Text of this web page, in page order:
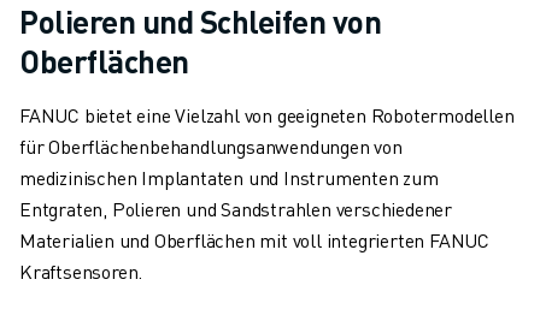
Polieren und Schleifen von
Oberflächen
FANUC bietet eine Vielzahl von geeigneten Robotermodellen
für Oberflächenbehandlungsanwendungen von
medizinischen Implantaten und Instrumenten zum
Entgraten, Polieren und Sandstrahlen verschiedener
Materialien und Oberflächen mit voll integrierten FANUC
Kraftsensoren.